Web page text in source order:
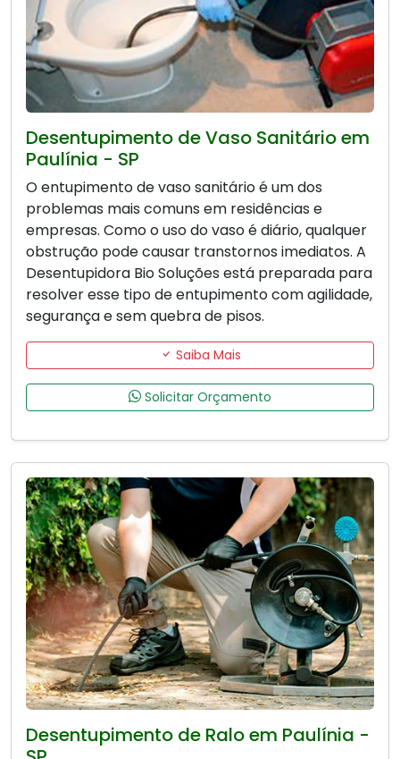
Desentupimento de Vaso Sanitário em
Paulínia - SP
O entupimento de vaso sanitário é um dos
problemas mais comuns em residências e
empresas. Como o uso do vaso é diário, qualquer
obstrução pode causar transtornos imediatos. A
Desentupidora Bio Soluções está preparada para
resolver esse tipo de entupimento com agilidade,
segurança e sem quebra de pisos.
Saiba Mais
Solicitar Orçamento
Desentupimento de Ralo em Paulínia -